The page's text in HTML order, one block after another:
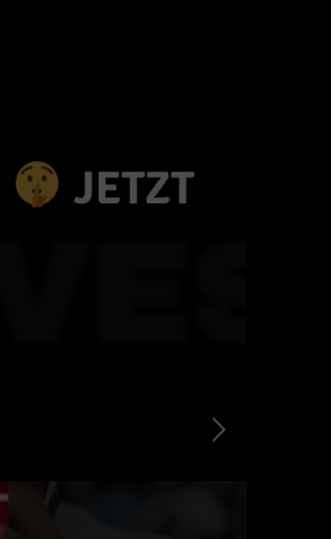
JETZT
Next